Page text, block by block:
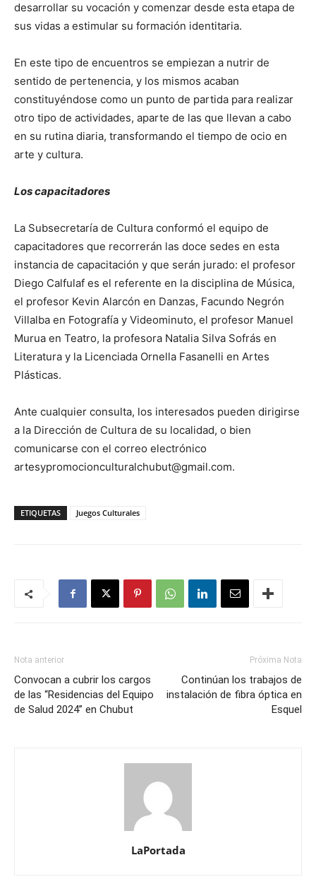
desarrollar su vocación y comenzar desde esta etapa de
sus vidas a estimular su formación identitaria.
En este tipo de encuentros se empiezan a nutrir de
sentido de pertenencia, y los mismos acaban
constituyéndose como un punto de partida para realizar
otro tipo de actividades, aparte de las que llevan a cabo
en su rutina diaria, transformando el tiempo de ocio en
arte y cultura.
Los capacitadores
La Subsecretaría de Cultura conformó el equipo de
capacitadores que recorrerán las doce sedes en esta
instancia de capacitación y que serán jurado: el profesor
Diego Calfulaf es el referente en la disciplina de Música,
el profesor Kevin Alarcón en Danzas, Facundo Negrón
Villalba en Fotografía y Videominuto, el profesor Manuel
Murua en Teatro, la profesora Natalia Silva Sofrás en
Literatura y la Licenciada Ornella Fasanelli en Artes
Plásticas.
Ante cualquier consulta, los interesados pueden dirigirse
a la Dirección de Cultura de su localidad, o bien
comunicarse con el correo electrónico
artesypromocionculturalchubut@gmail.com.
ETIQUETAS Juegos Culturales
Nota anterior
Convocan a cubrir los cargos
de las “Residencias del Equipo
de Salud 2024” en Chubut
Próxima Nota
Continúan los trabajos de
instalación de fibra óptica en
Esquel
LaPortada